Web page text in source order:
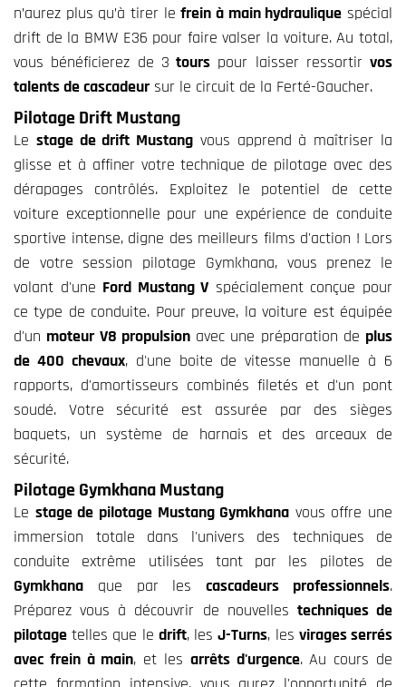
n’aurez plus qu’à tirer lefrein à main hydraulique spécial
drift de la BMW E36 pour faire valser la voiture. Au total,
vous bénéficierez de 3 tours pour laisser ressortir vos
talents de cascadeursur le circuit de la Ferté-Gaucher.
Pilotage Drift Mustang
Le stage de drift Mustang vous apprend à maîtriser la
glisse et à affiner votre technique de pilotage avec des
dérapages contrôlés. Exploitez le potentiel de cette
voiture exceptionnelle pour une expérience de conduite
sportive intense, digne des meilleurs films d'action ! Lors
de votre session pilotage Gymkhana, vous prenez le
volant d'une Ford Mustang V spécialement conçue pour
ce type de conduite. Pour preuve, la voiture est équipée
d'un moteur V8 propulsionavec une préparation de plus
de 400 chevaux, d'une boite de vitesse manuelle à 6
rapports, d'amortisseurs combinés filetés et d'un pont
soudé. Votre sécurité est assurée par des sièges
baquets, un système de harnais et des arceaux de
sécurité.
Pilotage Gymkhana Mustang
Le stage de pilotage Mustang Gymkhana vous offre une
immersion totale dans l'univers des techniques de
conduite extrême utilisées tant par les pilotes de
Gymkhana que par lescascadeurs professionnels.
Préparez vous à découvrir de nouvelles techniques de
pilotage telles que le drift, lesJ-Turns, les virages serrés
avec frein à main, et les arrêts d'urgence. Au cours de